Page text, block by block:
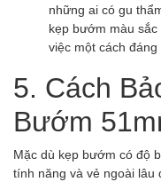
những ai có gu
kẹp bướm màu
việc một cách đáng
5. Cách
Bướm
Mặc dù kẹp bướm có độ
tính năng và vẻ ngoài lâu